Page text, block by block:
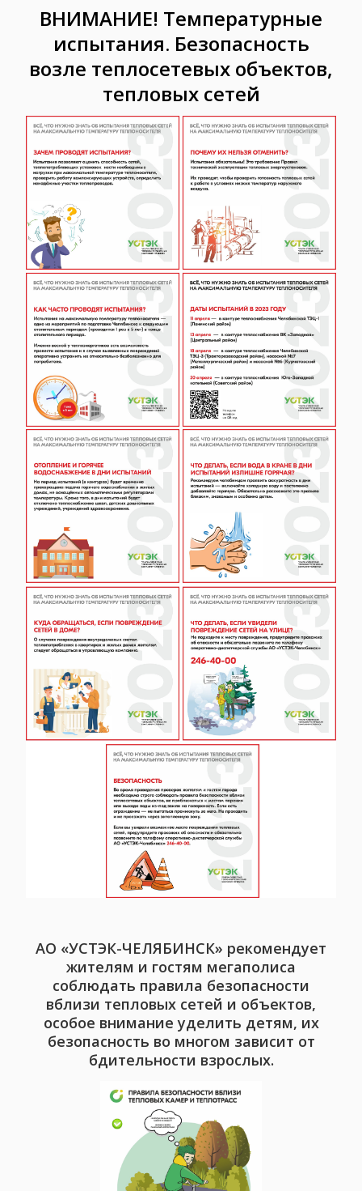
ВНИМАНИЕ! Температурные
испытания. Безопасность
возле теплосетевых объектов,
тепловых сетей
АО «УСТЭК-ЧЕЛЯБИНСК» рекомендует
жителям и гостям мегаполиса
соблюдать правила безопасности
вблизи тепловых сетей и объектов,
особое внимание уделить детям, их
безопасность во многом зависит от
бдительности взрослых.